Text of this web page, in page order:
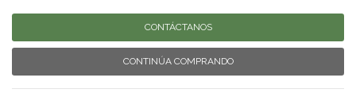
CONTÁCTANOS
CONTINÚA COMPRANDO